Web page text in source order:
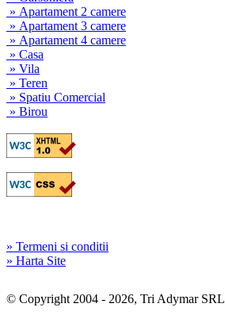
» Apartament 2 camere
» Apartament 3 camere
» Apartament 4 camere
» Casa
» Vila
» Teren
» Spatiu Comercial
» Birou
» Termeni si conditii
» Harta Site
© Copyright 2004 - 2026, Tri Adymar SRL